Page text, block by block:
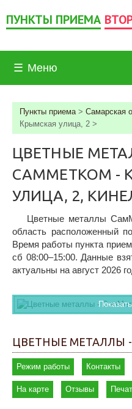
ПУНКТЫ ПРИЕМА
☰ Меню
Пункты приема> Самарская
Крымская улица, 2 >
ЦВЕТНЫЕ
САММЕТКОМ -
УЛИЦА, 2,
Цветные металлы
область расположенный
Время работы пункта
сб 08:00–15:00. Данные
актуальны на август 2026
ЦВЕТНЫЕ МЕТАЛЛЫ
Режим работы Контакты
На карте Отзывы